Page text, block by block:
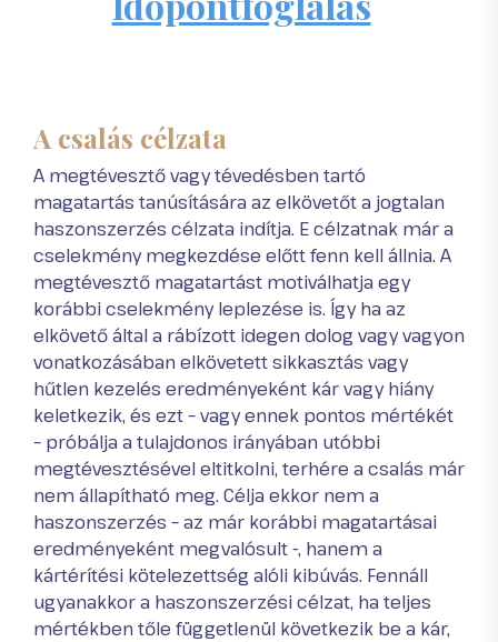
A csalás célzata
A megtévesztő vagy tévedésben tartó
magatartás tanúsítására az elkövetőt a jogtalan
haszonszerzés célzata indítja. E célzatnak már a
cselekmény megkezdése előtt fenn kell állnia. A
megtévesztő magatartást motiválhatja egy
korábbi cselekmény leplezése is. Így ha az
elkövető által a rábízott idegen dolog vagy vagyon
vonatkozásában elkövetett sikkasztás vagy
hűtlen kezelés eredményeként kár vagy hiány
keletkezik, és ezt – vagy ennek pontos mértékét
– próbálja a tulajdonos irányában utóbbi
megtévesztésével eltitkolni, terhére a csalás már
nem állapítható meg. Célja ekkor nem a
haszonszerzés – az már korábbi magatartásai
eredményeként megvalósult -, hanem a
kártérítési kötelezettség alóli kibúvás. Fennáll
ugyanakkor a haszonszerzési célzat, ha teljes
mértékben tőle függetlenül következik be a kár,